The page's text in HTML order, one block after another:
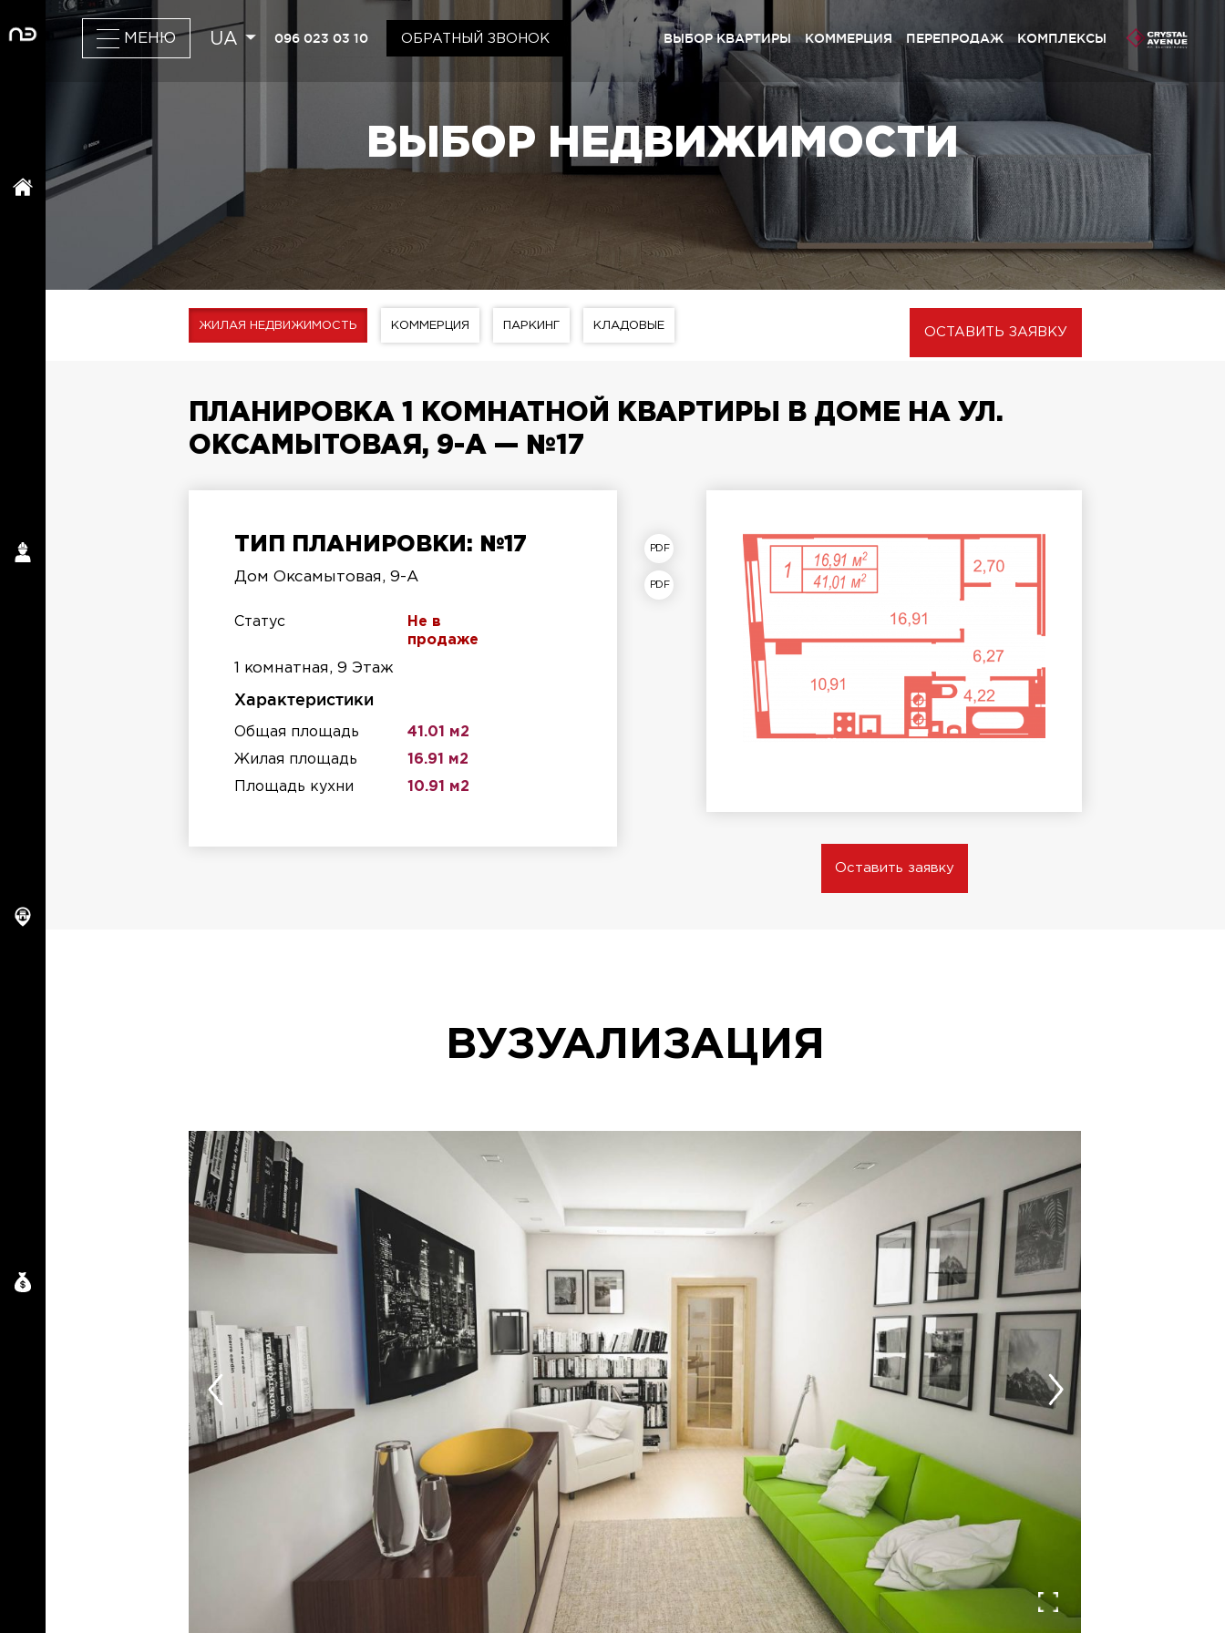
МЕНЮ UA 096 023 03 10 ОБРАТНЫЙ ЗВОНОК ВЫБОР КВАРТИРЫ КОММЕРЦИЯ ПЕРЕПРОДАЖ КОМПЛЕКСЫ
Киев
ЖК «Щасливий Grand» Софиевская Борщаговка
ЖК «Crystal Avenue» Петропавловская Борщаговка
ЖК «Щасливий» Петропавловская Борщаговка
ЖК «Щасливий» Софиевская Борщаговка
Львов
ЖК «Lypynsky» Львов
ВЫБОР НЕДВИЖИМОСТИ
ЖИЛАЯ НЕДВИЖИМОСТЬ КОММЕРЦИЯ ПАРКИНГ КЛАДОВЫЕ
ОСТАВИТЬ ЗАЯВКУ
ПЛАНИРОВКА 1 КОМНАТНОЙ КВАРТИРЫ В ДОМЕ НА УЛ.
ОКСАМЫТОВАЯ, 9-А — №17
ТИП ПЛАНИРОВКИ: №17
Дом Оксамытовая, 9-А
Статус
Не в
продаже
1 комнатная, 9 Этаж
Характеристики
Общая площадь
41.01 м2
Жилая площадь
16.91 м2
Площадь кухни
10.91 м2
план квартиры
план этажа
Оставить заявку
ВУЗУАЛИЗАЦИЯ